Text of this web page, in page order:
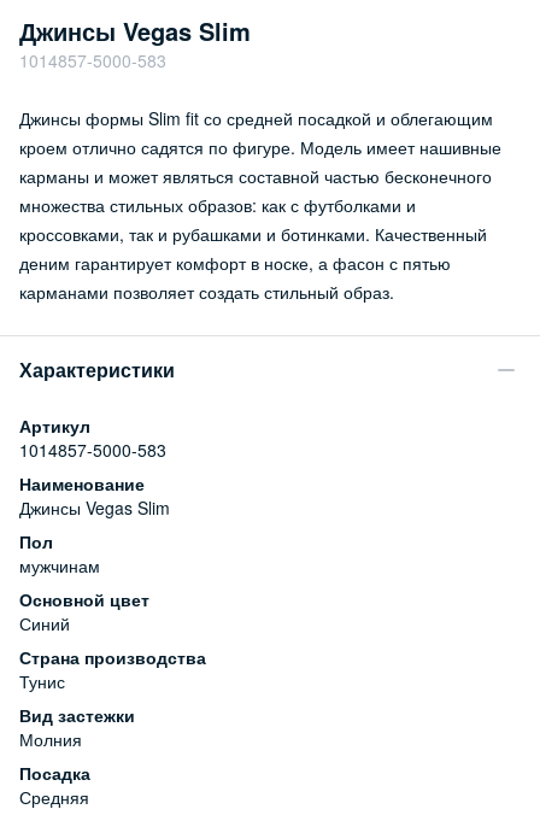
Джинсы Vegas Slim
1014857-5000-583
Джинсы формы Slim fit со средней посадкой и облегающим
кроем отлично садятся по фигуре. Модель имеет нашивные
карманы и может являться составной частью бесконечного
множества стильных образов: как с футболками и
кроссовками, так и рубашками и ботинками. Качественный
деним гарантирует комфорт в носке, а фасон с пятью
карманами позволяет создать стильный образ.
Характеристики
Артикул
1014857-5000-583
Наименование
Джинсы Vegas Slim
Пол
мужчинам
Основной цвет
Синий
Страна производства
Тунис
Вид застежки
Молния
Посадка
Средняя